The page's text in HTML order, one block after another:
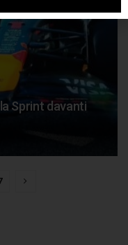
Sprint davanti